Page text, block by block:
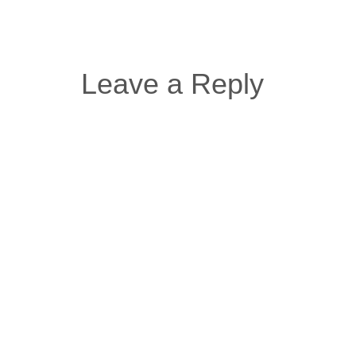
Leave a Reply